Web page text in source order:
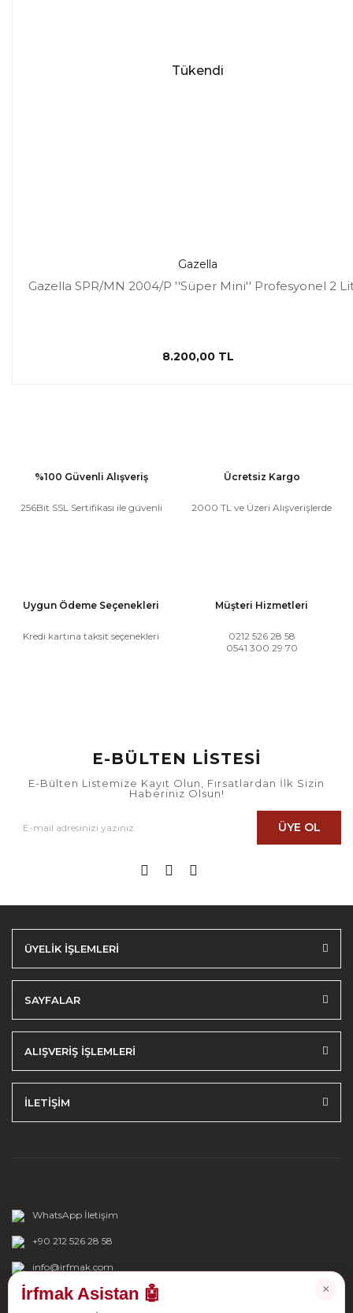
Tükendi
Gazella
Gazella SPR/MN 2004/P ''Süper Mini'' Profesyonel 2
8.200,00 TL
%100 Güvenli Alışveriş
256Bit SSL Sertifikası ile güvenli
Ücretsiz Kargo
2000 TL ve Üzeri Alışverişlerde
Uygun Ödeme Seçenekleri
Kredi kartına taksit seçenekleri
Müşteri Hizmetleri
0212 526 28 58
0541 300 29 70
E-BÜLTEN LİSTESİ
E-Bülten Listemize Kayıt Olun, Fırsatlardan İlk Sizin
Haberiniz Olsun!
ÜYE OL
ÜYELİK İŞLEMLERİ
SAYFALAR
ALIŞVERİŞ İŞLEMLERİ
İLETİŞİM
WhatsApp İletişim
+90 212 526 28 58
info@irfmak.com
×
İrfmak Asistan 🤖